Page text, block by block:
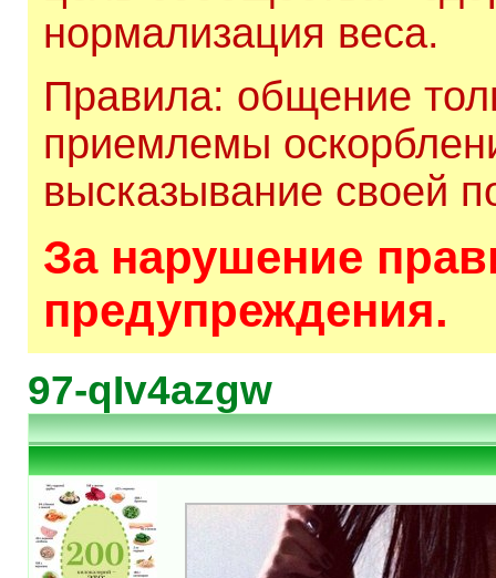
нормализация веса.
Правила: общение
приемлемы
высказывание своей
За нарушение
предупреждения.
97-qIv4azgw